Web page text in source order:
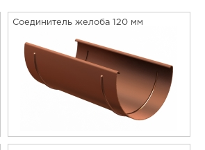
Соединитель желоба 120 мм